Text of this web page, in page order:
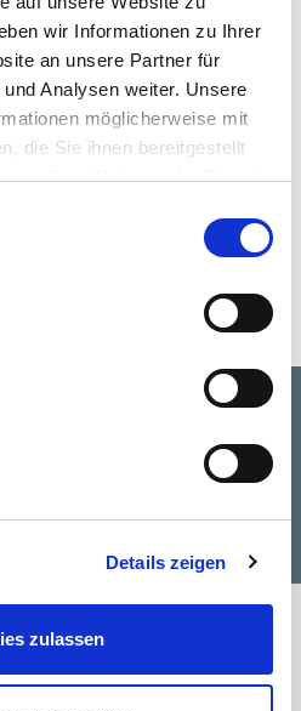
wir Informationen zu Ihrer
an unsere Partner für
Analysen weiter. Unsere
möglicherweise mit
die Sie ihnen bereitgestellt
Ihrer Nutzung der Dienste
Details zeigen
zulassen
Lean Administration,360-
an!